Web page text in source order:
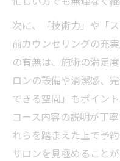
次に、「技術力」や「
前カウンセリングの充
の有無は、施術の満足
ロンの設備や清潔感、
できる空間」もポイン
コース内容の説明が丁
れらを踏まえた上で予
サロンを見極めることが